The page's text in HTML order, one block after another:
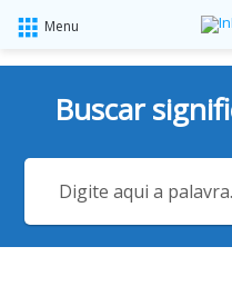
Menu
Buscar